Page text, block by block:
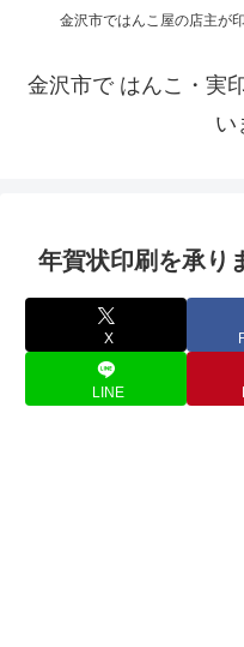
金沢市ではんこ屋の店主が
金沢市で はんこ・実
い
年賀状印刷を承り
X
LINE